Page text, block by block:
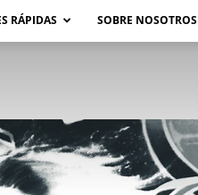
RÁPIDAS SOBRE NOSOTROS